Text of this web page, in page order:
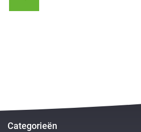
Categorieën